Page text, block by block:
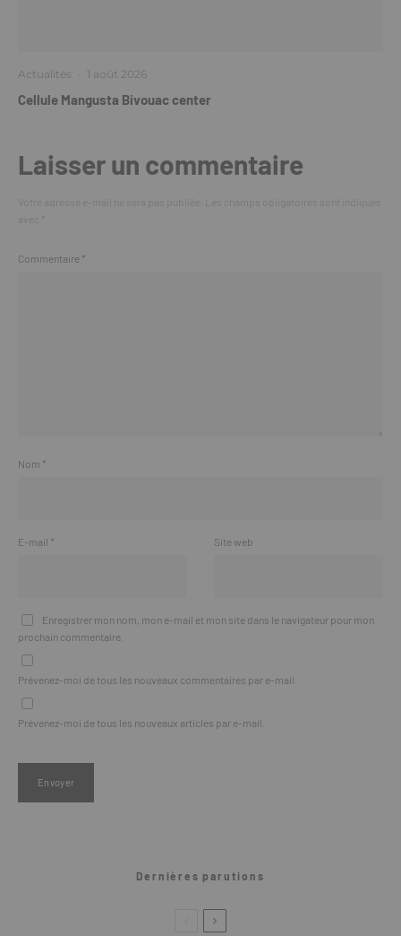
Actualités · 1 août 2026
Cellule Mangusta Bivouac center
Laisser un commentaire
Commentaire *
Nom *
E-mail * Site web
Enregistrer mon nom, mon e-mail et mon site dans le navigateur pour mon
prochain commentaire.
Prévenez-moi de tous les nouveaux commentaires par e-mail.
Prévenez-moi de tous les nouveaux articles par e-mail.
Dernières parutions